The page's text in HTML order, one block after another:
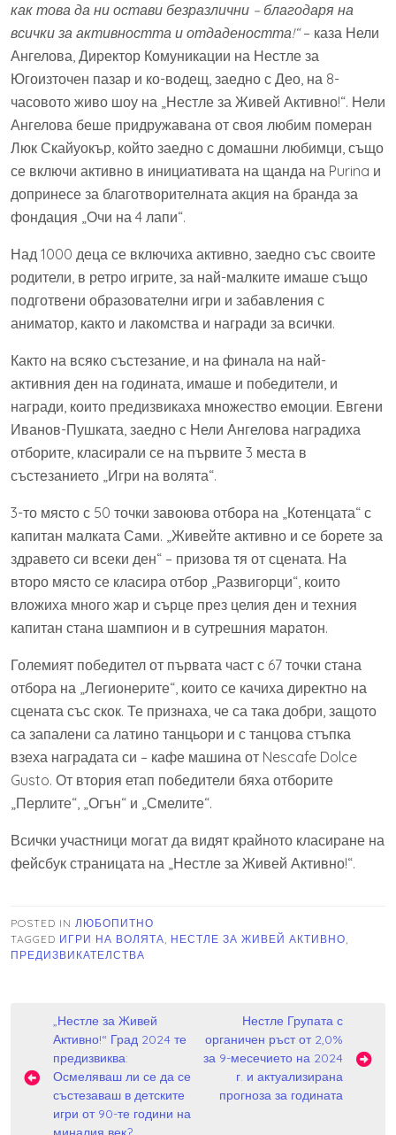
как това да ни остави безразлични – благодаря на
всички за активността и отдадеността!“– каза Нели
Ангелова, Директор Комуникации на Нестле за
Югоизточен пазар и ко-водещ, заедно с Део, на 8-
часовото живо шоу на „Нестле за Живей Активно!“. Нели
Ангелова беше придружавана от своя любим померан
Люк Скайуокър, който заедно с домашни любимци, също
се включи активно в инициативата на щанда на Purina и
допринесе за благотворителната акция на бранда за
фондация „Очи на 4 лапи“.
Над 1000 деца се включиха активно, заедно със своите
родители, в ретро игрите, за най-малките имаше също
подготвени образователни игри и забавления с
аниматор, както и лакомства и награди за всички.
Както на всяко състезание, и на финала на най-
активния ден на годината, имаше и победители, и
награди, които предизвикаха множество емоции. Евгени
Иванов-Пушката, заедно с Нели Ангелова наградиха
отборите, класирали се на първите 3 места в
състезанието „Игри на волята“.
3-то място с 50 точки завоюва отбора на „Котенцата“ с
капитан малката Сами. „Живейте активно и се борете за
здравето си всеки ден“ – призова тя от сцената. На
второ място се класира отбор „Развигорци“, които
вложиха много жар и сърце през целия ден и техния
капитан стана шампион и в сутрешния маратон.
Големият победител от първата част с 67 точки стана
отбора на „Легионерите“, които се качиха директно на
сцената със скок. Те признаха, че са така добри, защото
са запалени са латино танцьори и с танцова стъпка
взеха наградата си – кафе машина от Nescafe Dolce
Gusto. От втория етап победители бяха отборите
„Перлите“, „Огън“ и „Смелите“.
Всички участници могат да видят крайното класиране на
фейсбук страницата на „Нестле за Живей Активно!“.
POSTED IN ЛЮБОПИТНО
TAGGED ИГРИ НА ВОЛЯТА, НЕСТЛЕ ЗА ЖИВЕЙ АКТИВНО,
ПРЕДИЗВИКАТЕЛСТВА
Навигация
„Нестле за Живей
Активно!“ Град 2024 те
предизвиква:
Осмеляваш ли се да се
състезаваш в детските
игри от 90-те години на
Нестле Групата с
органичен ръст от 2,0%
за 9-месечието на 2024
г. и актуализирана
прогноза за годината